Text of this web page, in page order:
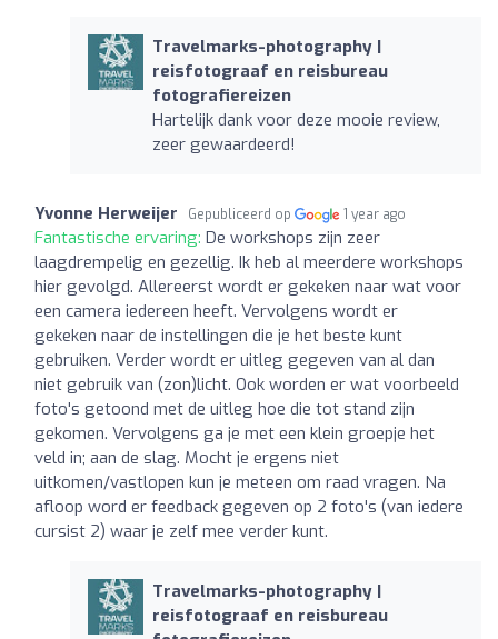
Travelmarks-photography |
reisfotograaf en reisbureau
fotografiereizen
Hartelijk dank voor deze mooie review,
zeer gewaardeerd!
Yvonne Herweijer Gepubliceerd op 1 year ago
Fantastische ervaring: De workshops zijn zeer
laagdrempelig en gezellig. Ik heb al meerdere workshops
hier gevolgd. Allereerst wordt er gekeken naar wat voor
een camera iedereen heeft. Vervolgens wordt er
gekeken naar de instellingen die je het beste kunt
gebruiken. Verder wordt er uitleg gegeven van al dan
niet gebruik van (zon)licht. Ook worden er wat voorbeeld
foto's getoond met de uitleg hoe die tot stand zijn
gekomen. Vervolgens ga je met een klein groepje het
veld in; aan de slag. Mocht je ergens niet
uitkomen/vastlopen kun je meteen om raad vragen. Na
afloop word er feedback gegeven op 2 foto's (van iedere
cursist 2) waar je zelf mee verder kunt.
Travelmarks-photography |
reisfotograaf en reisbureau